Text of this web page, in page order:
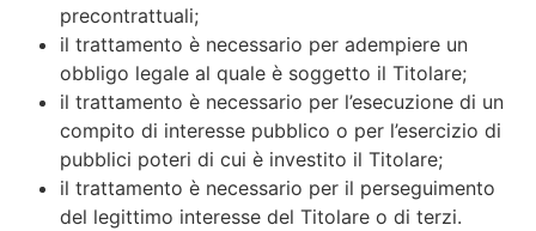
precontrattuali;
il trattamento è necessario per adempiere un
obbligo legale al quale è soggetto il Titolare;
il trattamento è necessario per l’esecuzione di un
compito di interesse pubblico o per l’esercizio di
pubblici poteri di cui è investito il Titolare;
il trattamento è necessario per il perseguimento
del legittimo interesse del Titolare o di terzi.